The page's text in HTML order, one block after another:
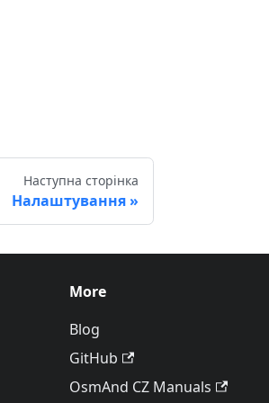
Наступна сторінка
Налаштування
More
Blog
GitHub
OsmAnd CZ Manuals